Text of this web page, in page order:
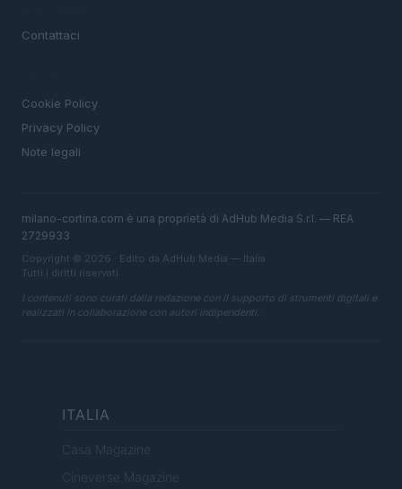
Contattaci
Cookie Policy
Privacy Policy
Note legali
milano-cortina.com è una proprietà di AdHub Media S.r.l. — REA
2729933
Copyright © 2026 · Edito da AdHub Media — Italia
Tutti i diritti riservati
I contenuti sono curati dalla redazione con il supporto di strumenti digitali e
realizzati in collaborazione con autori indipendenti.
ITALIA
Casa Magazine
Cineverse Magazine